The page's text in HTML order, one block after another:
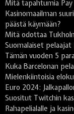
Mitä tapahtumia
Kasinomaailman
päästä käymään?
Mitä odottaa
Suomalaiset pelaajat
Tämän vuoden 5
Kuka Barcelonan
Mielenkiintoisia
Euro 2024:
Suositut Twitchin
Rahapelialalle ja